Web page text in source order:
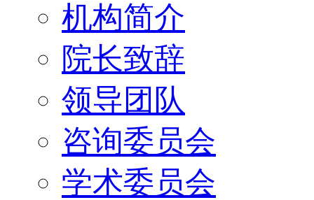
机构简介
院长致辞
领导团队
咨询委员会
学术委员会